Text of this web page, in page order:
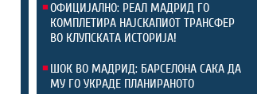
ОФИЦИЈАЛНО: РЕАЛ МАДРИД ГО
КОМПЛЕТИРА НАЈСКАПИОТ ТРАНСФЕР
ВО КЛУПСКАТА ИСТОРИЈА!
ШОК ВО МАДРИД: БАРСЕЛОНА САКА ДА
МУ ГО УКРАДЕ ПЛАНИРАНОТО